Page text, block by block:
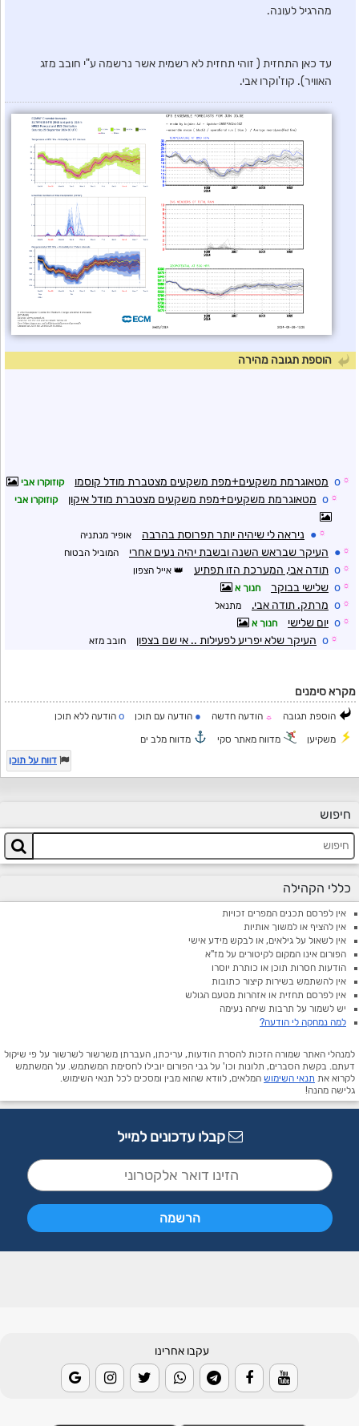
מהרגיל לעונה.
עד כאן התחזית ( זוהי תחזית לא רשמית אשר נרשמה ע"י חובב מזג
האוויר). קוז'וקרו אבי.
הוספת תגובה מהירה
☼
o מטאוגרמת משקעים+מפת משקעים מצטברת מודל קוסמו קוזוקרו אבי
☼
o מטאוגרמת משקעים+מפת משקעים מצטברת מודל איקון קוזוקרו אבי
☼
● ניראה לי שיהיה יותר תפרוסת בהרבה אופיר מנתניה
☼
● העיקר שבראש השנה ובשבת יהיה נעים אחרי המוביל הבטוח
☼
o תודה אבי, המערכת הזו תפתיע אייל הצפון
☼
o שלישי בבוקר חנוך א
☼
o מרתק. תודה אבי. מתנאל
☼
o יום שלישי חנוך א
☼
o העיקר שלא יפריע לפעילות .. אי שם בצפון חובב מזא
מקרא סימנים
הוספת תגובה ☼ הודעה חדשה ● הודעה עם תוכן o הודעה ללא תוכן
משקיען מדווח מאתר סקי
מדווח מלב ים
דווח על תוכן
חיפוש
כללי הקהילה
אין לפרסם תכנים המפרים זכויות
אין להציף או למשוך אותיות
אין לשאול על גילאים, או לבקש מידע אישי
הפורום אינו המקום לקיטורים על מז"א
הודעות חסרות תוכן או כותרת יוסרו
אין להשתמש בשירות קיצור כתובות
אין לפרסם תחזית או אזהרות מטעם הגולש
יש לשמור על תרבות שיחה נעימה
למה נמחקה לי הודעה?
למנהלי האתר שמורה הזכות להסרת הודעות, עריכתן, העברתן משרשור לשרשור על פי שיקול
דעתם. בקשת הסברים, תלונות וכו' על גבי הפורום יובילו לחסימת המשתמש. על המשתמש
לקרוא את תנאי השימוש המלאים, לוודא שהוא מבין ומסכים לכל תנאי השימוש.
גלישה מהנה!
קבלו עדכונים למייל
עקבו אחרינו